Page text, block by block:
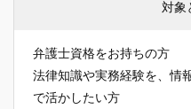
対象
弁護士資格をお持ちの方
法律知識や実務経験を、情
で活かしたい方